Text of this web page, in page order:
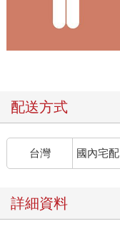
配送方式
台灣 國內宅
詳細資料